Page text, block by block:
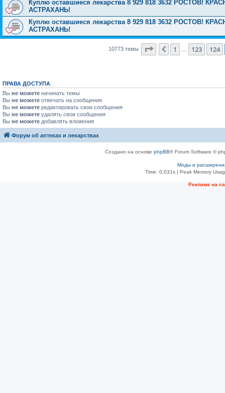
Куплю оставшиеся лекарства 8 929 818 3632 РОСТОВ!
АСТРАХАНЬ!
Куплю оставшиеся лекарства 8 929 818 3632 РОСТОВ!
АСТРАХАНЬ!
10773 темы Страница 125из 431
Пред.
1 123 124
ПРАВА ДОСТУПА
Вы не можете начинать темы
Вы не можете отвечать на сообщения
Вы не можете редактировать свои сообщения
Вы не можете удалять свои сообщения
Вы не можете добавлять вложения
Форум об аптеках и лекарствах
Создано на основе phpBB® Forum Software ©
Моды и
Time: 0.031s| Peak Memory
Рeклама на